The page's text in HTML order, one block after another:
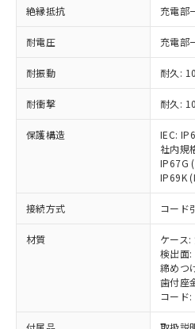
絶縁抵抗 充電部
耐電圧 充電部
耐振動 耐久:
耐衝撃 耐久:
保護構造
IEC:
社内規
IP67G
IP69K
接続方式 コード
材質
ケース
検出面:
締めつ
歯付座
コード
在庫状況および標
記載している更新
タに基づき作成さ
覧された時点での
準価格とは異なる
正式な納期状況お
様のお取引先、ま
ムロン制御機器販
ご相談ください。
オムロン制御機器
販売ネット
在庫状況および標
事前の承諾なく第
示しないようお願
マイパーツ機能（
ビス）をご利用い
メンバーズにご登
むを得ず変更することが
*EU RoHS指令（10物質）：
鉛(Pb) 1000ppm以下、 水銀
ミウム(Cd) 100ppm以下、
六価クロム(Cr(Ⅵ)) 1000ppm
(PBDE) 1000ppm以下、フタル
ル) (DEHP)(別名：DOP)
ルベンジル（BBP） 1000ppm
（DBP） 1000ppm以下、フタ
但し、RoHS指令で産業用監視
フタル酸エステル類の４物質
図的な使用がないことを確認し
部品在庫の切り替え状
月が前後することがあり
い合わせください。
Cr(Ⅵ)(六価クロム) : 1000ppm
ニル類) : 1000ppm、 PBDEs(
DBP(フタル酸ジブチル) :
イソブチル) : 1000ppm、 BBP(
DEHP(フタル酸ビス(2-エチル
※2 環境保護使用期限
「ｅ」：有害物質（10
準値以下であることを示
「10」：通常の使用状
質が外部に漏えいし、環
及ぼさない年数を意味し
「－」：未確認です。
為替および外国貿
（以下｢規制貨物
または国外への提
国政府の輸出許可
可)を取得するな
当社は規制貨物を
全に破砕するなど
いよう必要な手段
当社は貴社製品を
ル、化学兵器、生
武器並びにこれら
使用いたしません。
当社は、貴社製品
場合は、上記1、2
該第三者に通知し
販売先および販売
法に輸出するおそ
一定数以上の
一定数には満
在庫なし(最
いては、お客
たはお客様担
機器販売店・
認ください)
受注生産機種
情報を公開し